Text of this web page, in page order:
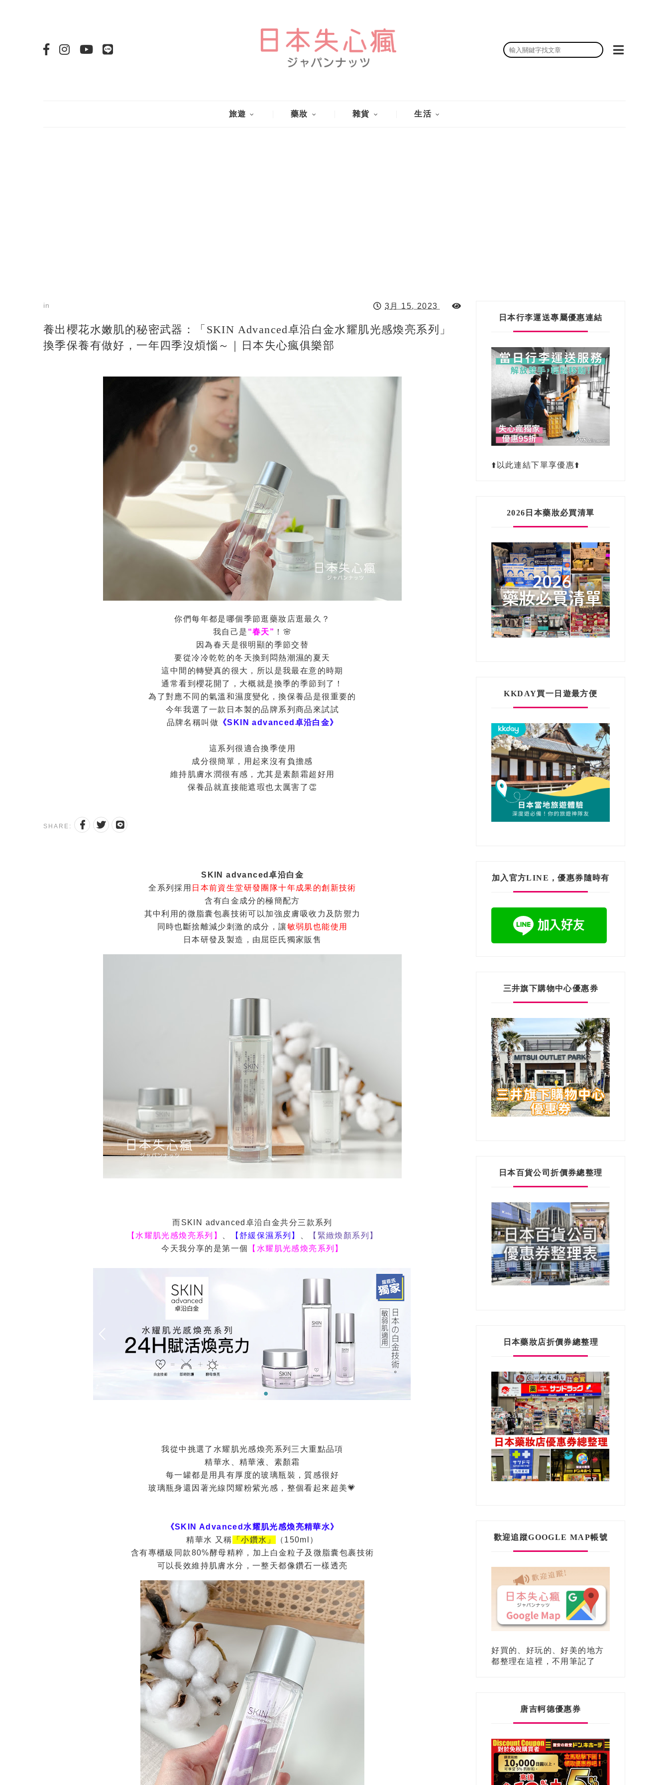
旅遊 藥妝 雜貨 生活
in 3月 15, 2023
養出櫻花水嫩肌的秘密武器：「SKIN Advanced卓沿白金水耀肌光感煥亮系列」
換季保養有做好，一年四季沒煩惱～｜日本失心瘋俱樂部
你們每年都是哪個季節逛藥妝店逛最久？
我自己是 “春天” ！🌸
因為春天是很明顯的季節交替
要從冷冷乾乾的冬天換到悶熱潮濕的夏天
這中間的轉變真的很大，所以是我最在意的時期
通常看到櫻花開了，大概就是換季的季節到了！
為了對應不同的氣溫和濕度變化，換保養品是很重要的
今年我選了一款日本製的品牌系列商品來試試
品牌名稱叫做 《SKIN advanced卓沿白金》
這系列很適合換季使用
成分很簡單，用起來沒有負擔感
維持肌膚水潤很有感，尤其是素顏霜超好用
保養品就直接能遮瑕也太厲害了👏
SHARE:
SKIN advanced卓沿白金
全系列採用 日本前資生堂研發團隊十年成果的創新技術
含有白金成分的極簡配方
其中利用的微脂囊包裹技術可以加強皮膚吸收力及防禦力
同時也斷捨離減少刺激的成分，讓敏弱肌也能使用
日本研發及製造，由屈臣氏獨家販售
而SKIN advanced卓沿白金共分三款系列
【水耀肌光感煥亮系列】
【舒緩保濕系列】
【緊緻煥顏系列】
今天我分享的是第一個
【水耀肌光感煥亮系列】
我從中挑選了水耀肌光感煥亮系列三大重點品項
精華水、精華液、素顏霜
每一罐都是用具有厚度的玻璃瓶裝，質感很好
玻璃瓶身還因著光線閃耀粉紫光感，整個看起來超美💗
《SKIN Advanced水耀肌光感煥亮精華水》
精華水 又稱
「小鑽水」
（150ml）
含有專櫃級同款80%酵母精粹，加上白金粒子及微脂囊包裹技術
可以長效維持肌膚水分，一整天都像鑽石一樣透亮
日本行李運送專屬優惠連結
⬆️以此連結下單享優惠⬆️
2026日本藥妝必買清單
KKDAY買一日遊最方便
加入官方LINE，優惠券隨時有
三井旗下購物中心優惠券
日本百貨公司折價券總整理
日本藥妝店折價券總整理
歡迎追蹤GOOGLE MAP帳號
好買的、好玩的、好美的地方
都整理在這裡，不用筆記了
唐吉軻德優惠券